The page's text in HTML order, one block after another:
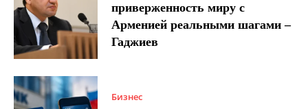
приверженность миру с
Арменией реальными шагами –
Гаджиев
Бизнес